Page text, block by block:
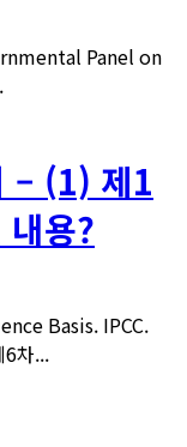
Panel on
– (1) 제1
내용?
Basis. IPCC.
6차...